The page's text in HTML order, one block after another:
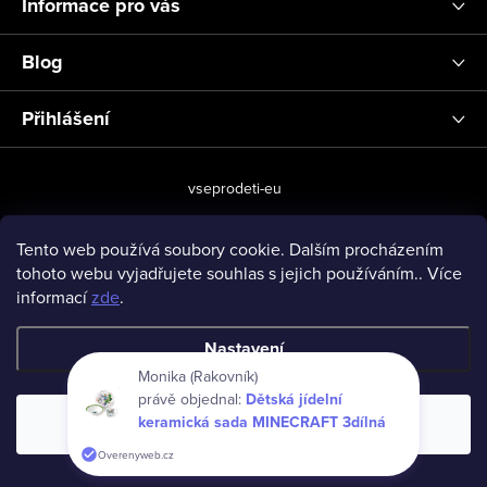
Tento web používá soubory cookie. Dalším procházením
tohoto webu vyjadřujete souhlas s jejich používáním.. Více
informacízde.
Nastavení
Souhlasím
Blog
Přihlášení
vseprodeti-eu
Copyright 2026www.vseprodeti.eu. Všechna práva vyhrazena.
Monika (Rakovník)
právě objednal: Dětská jídelní
keramická sada MINECRAFT 3dílná
Overenyweb.cz